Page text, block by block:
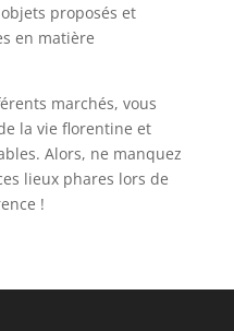
proposés et
en matière
marchés, vous
la vie florentine et
Alors, ne manquez
lieux phares lors de
!